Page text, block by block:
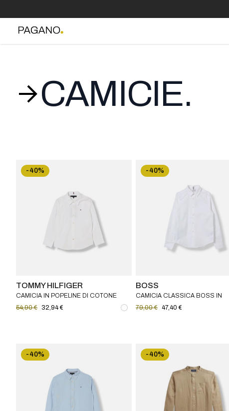
CAMICIE.
-40%
TOMMY HILFIGER
CAMICIA IN POPELINE DI COTONE
STRETCH TOMMY HILFIGER
54,90 € 32,94 €
-40%
BOSS
CAMICIA CLASSICA BOSS IN
POPELINE DI COTONE BAMBINO
79,00 € 47,40 €
-40% -40%